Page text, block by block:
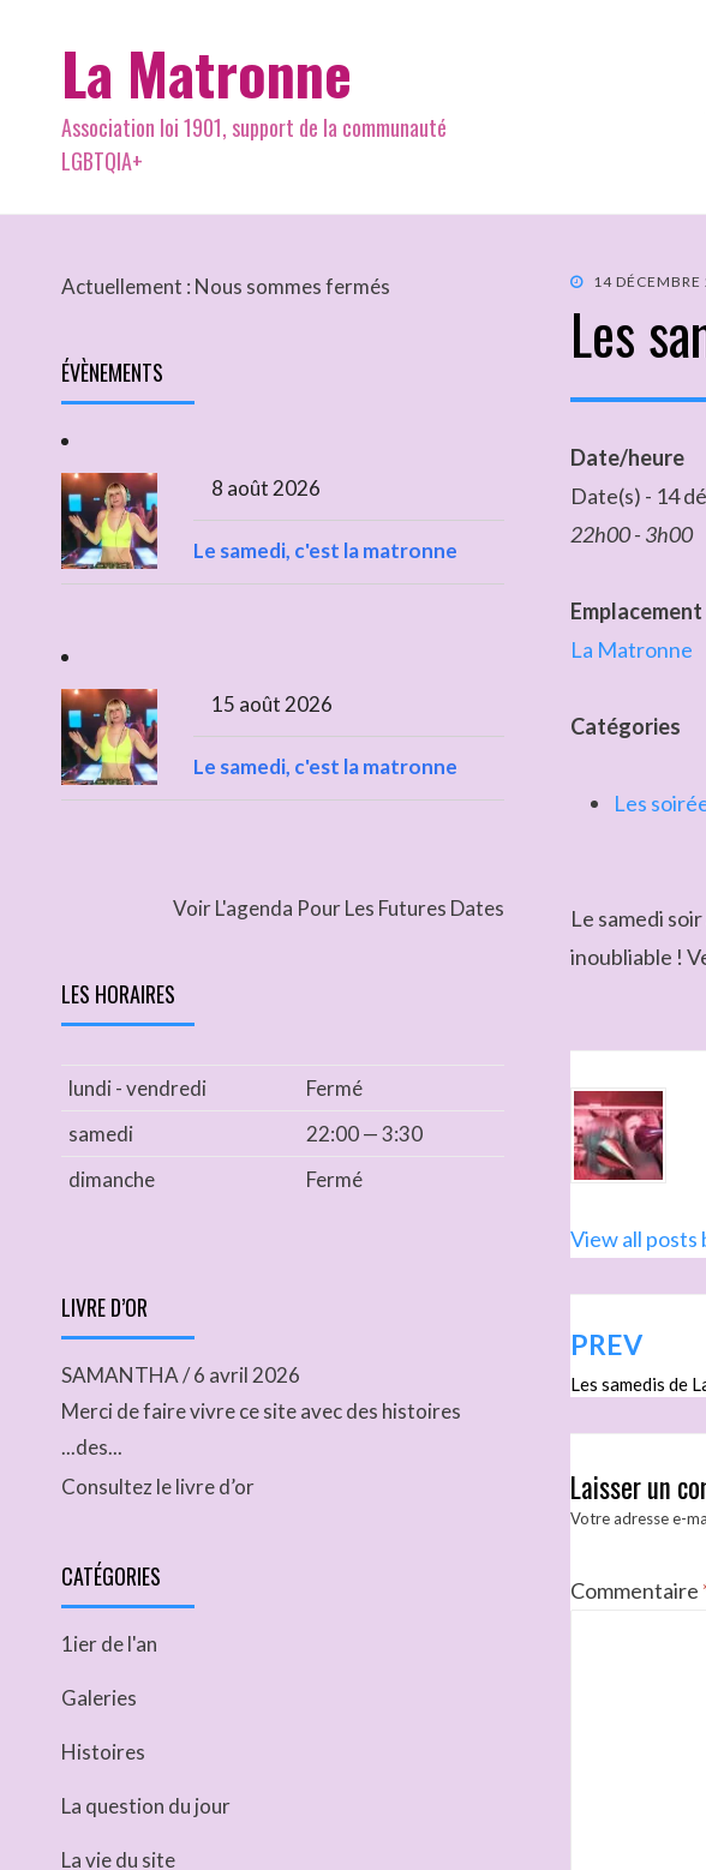
La Matronne
Association loi 1901, support de la communauté
LGBTQIA+
14
Les
Date/heure
Date(s) - 14
22h00 - 3h00
Emplacement
La Matronne
Catégories
Les
Le samedi
inoubliable !
View all posts
PREV
Les samedis de
Laisser un
Votre adresse e-
Commentaire
Actuellement : Nous sommes fermés
ÉVÈNEMENTS
8 août 2026
Le samedi, c'est la matronne
15 août 2026
Le samedi, c'est la matronne
Voir L'agenda Pour Les Futures Dates
LES HORAIRES
lundi - vendredi
Fermé
samedi
22:00 — 3:30
dimanche
Fermé
LIVRE D’OR
SAMANTHA/6 avril 2026
Merci de faire vivre ce site avec des histoires
...des...
Consultez le livre d’or
CATÉGORIES
1ier de l'an
Galeries
Histoires
La question du jour
La vie du site